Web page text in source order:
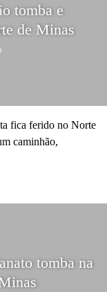
tomba e
de Minas
fica ferido no Norte
caminhão,
tomba na